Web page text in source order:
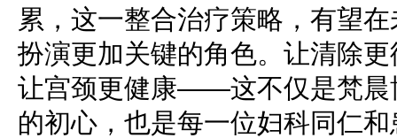
累，这一整合治疗策略，有望
扮演更加关键的角色。让清除
让宫颈更健康——这不仅是梵晨
的初心，也是每一位妇科同仁